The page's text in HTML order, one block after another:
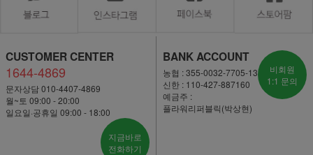
CUSTOMER CENTER
1644-4869
문자상담 010-4407-4869
월~토 09:00 - 20:00
일요일·공휴일 09:00 - 18:00
지금바로
전화하기
BANK ACCOUNT
농협 : 355-0032-7705-13
신한 : 110-427-887160
예금주 :
플라워리퍼블릭(박상현)
비회원
1:1 문의